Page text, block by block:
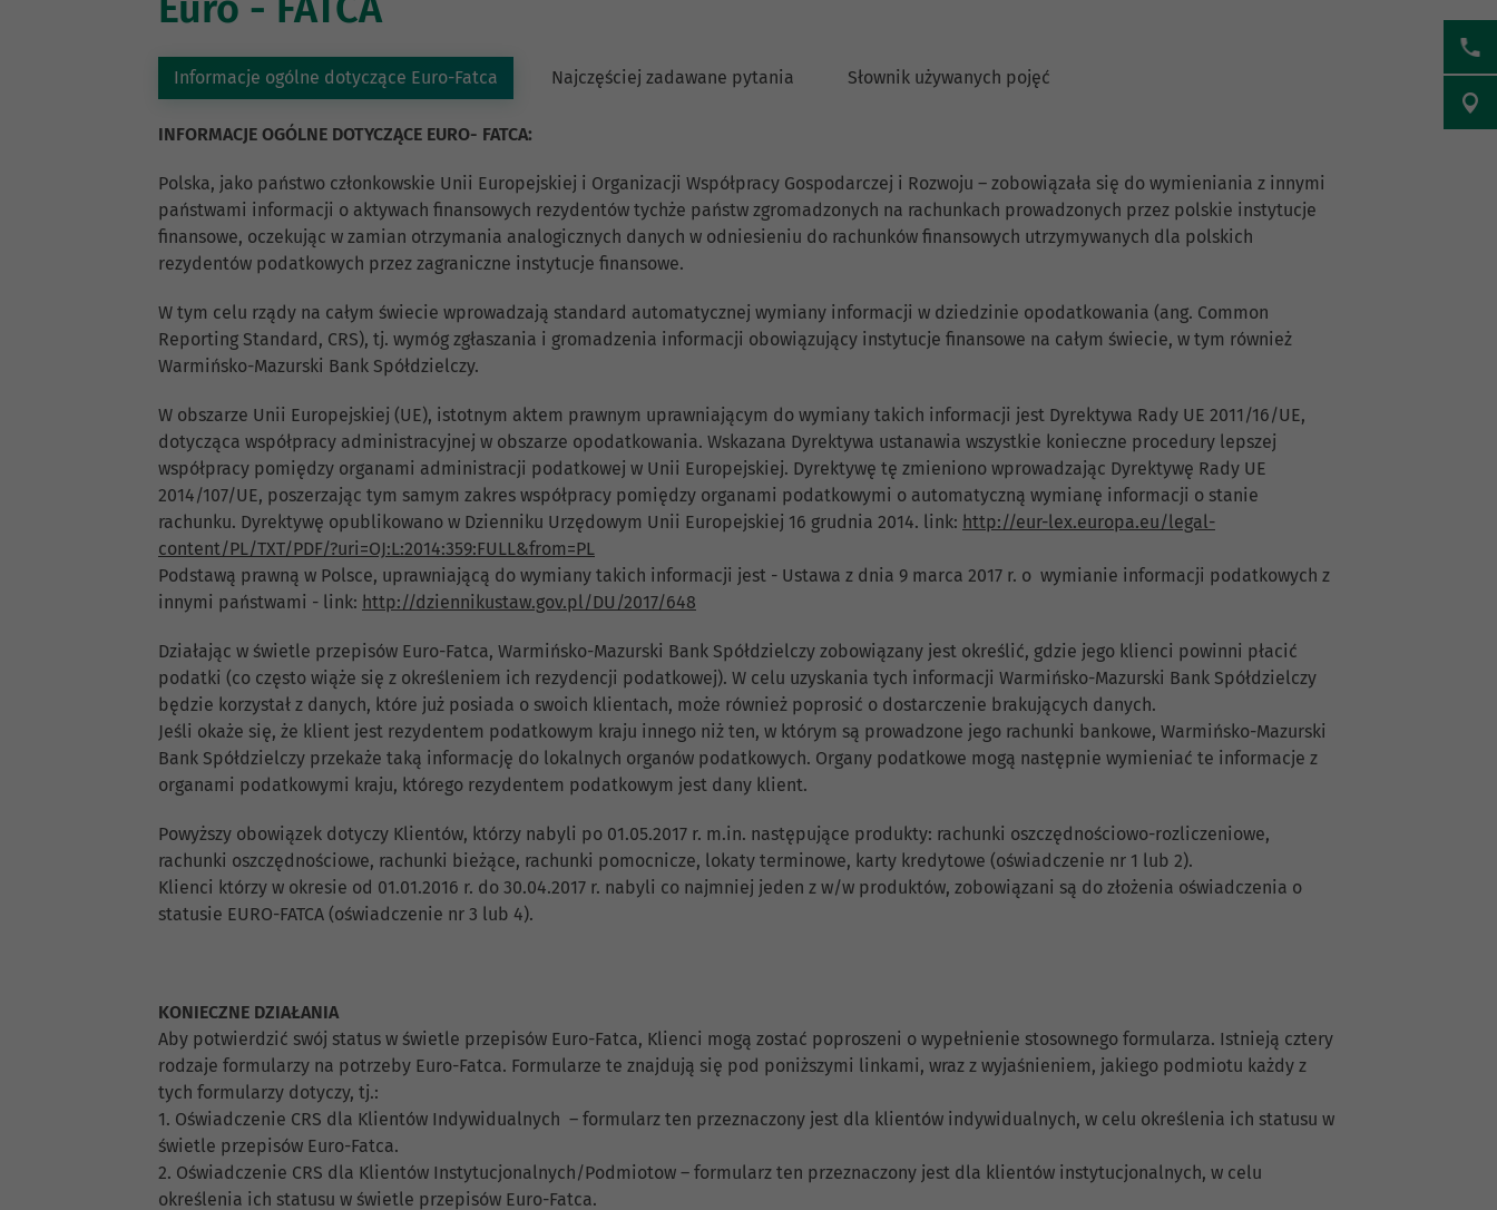
Informacje ogólne dotyczące Euro-Fatca Najczęściej zadawane pytania Słownik używanych pojęć
INFORMACJE OGÓLNE DOTYCZĄCE EURO- FATCA:
Polska, jako państwo członkowskie Unii Europejskiej i Organizacji Współpracy Gospodarczej i Rozwoju – zobowiązała się do wymieniania z innymi
państwami informacji o aktywach finansowych rezydentów tychże państw zgromadzonych na rachunkach prowadzonych przez polskie instytucje
finansowe, oczekując w zamian otrzymania analogicznych danych w odniesieniu do rachunków finansowych utrzymywanych dla polskich
rezydentów podatkowych przez zagraniczne instytucje finansowe.
W tym celu rządy na całym świecie wprowadzają standard automatycznej wymiany informacji w dziedzinie opodatkowania (ang. Common
Reporting Standard, CRS), tj. wymóg zgłaszania i gromadzenia informacji obowiązujący instytucje finansowe na całym świecie, w tym również
Warmińsko-Mazurski Bank Spółdzielczy.
W obszarze Unii Europejskiej (UE), istotnym aktem prawnym uprawniającym do wymiany takich informacji jest Dyrektywa Rady UE 2011/16/UE,
dotycząca współpracy administracyjnej w obszarze opodatkowania. Wskazana Dyrektywa ustanawia wszystkie konieczne procedury lepszej
współpracy pomiędzy organami administracji podatkowej w Unii Europejskiej. Dyrektywę tę zmieniono wprowadzając Dyrektywę Rady UE
2014/107/UE, poszerzając tym samym zakres współpracy pomiędzy organami podatkowymi o automatyczną wymianę informacji o stanie
rachunku. Dyrektywę opublikowano w Dzienniku Urzędowym Unii Europejskiej 16 grudnia 2014. link: http://eur-lex.europa.eu/legal-
content/PL/TXT/PDF/?uri=OJ:L:2014:359:FULL&from=PL
Podstawą prawną w Polsce, uprawniającą do wymiany takich informacji jest - Ustawa z dnia 9 marca 2017 r. o wymianie informacji podatkowych z
innymi państwami - link: http://dziennikustaw.gov.pl/DU/2017/648
Działając w świetle przepisów Euro-Fatca, Warmińsko-Mazurski Bank Spółdzielczy zobowiązany jest określić, gdzie jego klienci powinni płacić
podatki (co często wiąże się z określeniem ich rezydencji podatkowej). W celu uzyskania tych informacji Warmińsko-Mazurski Bank Spółdzielczy
będzie korzystał z danych, które już posiada o swoich klientach, może również poprosić o dostarczenie brakujących danych.
Jeśli okaże się, że klient jest rezydentem podatkowym kraju innego niż ten, w którym są prowadzone jego rachunki bankowe, Warmińsko-Mazurski
Bank Spółdzielczy przekaże taką informację do lokalnych organów podatkowych. Organy podatkowe mogą następnie wymieniać te informacje z
organami podatkowymi kraju, którego rezydentem podatkowym jest dany klient.
Powyższy obowiązek dotyczy Klientów, którzy nabyli po 01.05.2017 r. m.in. następujące produkty: rachunki oszczędnościowo-rozliczeniowe,
rachunki oszczędnościowe, rachunki bieżące, rachunki pomocnicze, lokaty terminowe, karty kredytowe (oświadczenie nr 1 lub 2).
Klienci którzy w okresie od 01.01.2016 r. do 30.04.2017 r. nabyli co najmniej jeden z w/w produktów, zobowiązani są do złożenia oświadczenia o
statusie EURO-FATCA (oświadczenie nr 3 lub 4).
KONIECZNE DZIAŁANIA
Aby potwierdzić swój status w świetle przepisów Euro-Fatca, Klienci mogą zostać poproszeni o wypełnienie stosownego formularza. Istnieją cztery
rodzaje formularzy na potrzeby Euro-Fatca. Formularze te znajdują się pod poniższymi linkami, wraz z wyjaśnieniem, jakiego podmiotu każdy z
tych formularzy dotyczy, tj.:
1. Oświadczenie CRS dla Klientów Indywidualnych – formularz ten przeznaczony jest dla klientów indywidualnych, w celu określenia ich statusu w
świetle przepisów Euro-Fatca.
2. Oświadczenie CRS dla Klientów Instytucjonalnych/Podmiotow – formularz ten przeznaczony jest dla klientów instytucjonalnych, w celu
określenia ich statusu w świetle przepisów Euro-Fatca.